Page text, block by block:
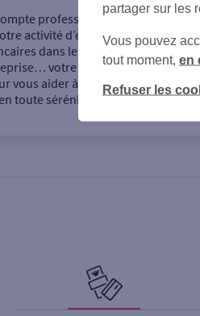
professionnel, opérations
activité d’entrepreneur,
dans le cadre de votre
votre agence se tient à votre
vous aider à réaliser votre projet
toute sérénité.
partager sur les
Vous pouvez
tout moment, en
Refuser les